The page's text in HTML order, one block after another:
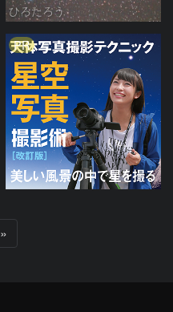
ひろたろう
PR
»
へ